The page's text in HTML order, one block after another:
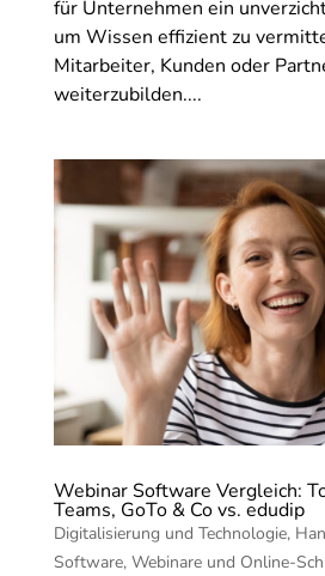
für Unternehmen ein
um Wissen effizient zu
Mitarbeiter, Kunden oder
weiterzubilden....
Webinar Software Vergleich:
Teams, GoTo & Co vs. edudip
Digitalisierung und Technologie,
Software, Webinare und Online-